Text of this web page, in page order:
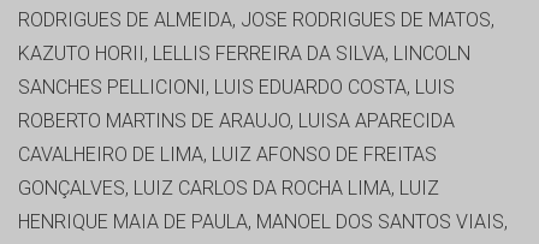
RODRIGUES DE ALMEIDA, JOSE RODRIGUES DE MATOS,
KAZUTO HORII, LELLIS FERREIRA DA SILVA, LINCOLN
SANCHES PELLICIONI, LUIS EDUARDO COSTA, LUIS
ROBERTO MARTINS DE ARAUJO, LUISA APARECIDA
CAVALHEIRO DE LIMA, LUIZ AFONSO DE FREITAS
GONÇALVES, LUIZ CARLOS DA ROCHA LIMA, LUIZ
HENRIQUE MAIA DE PAULA, MANOEL DOS SANTOS VIAIS,